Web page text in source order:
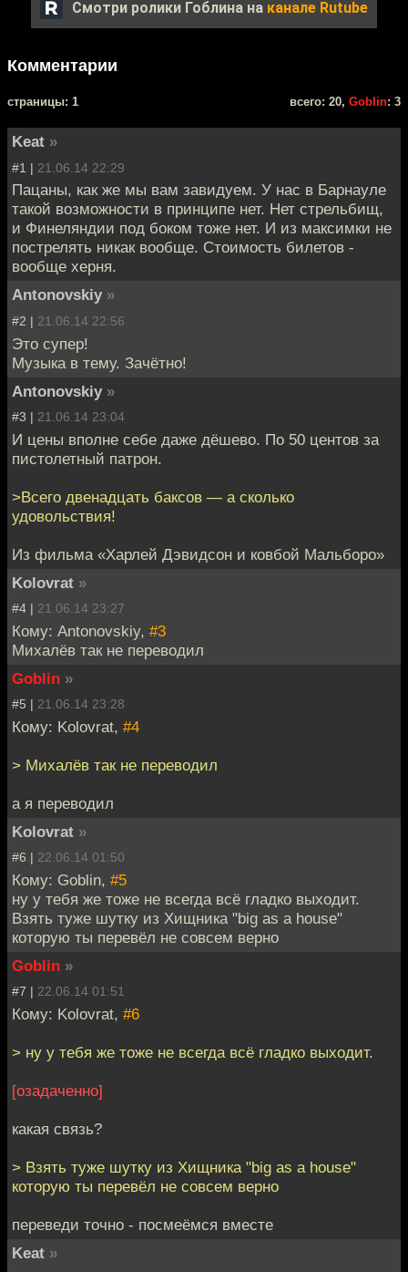
Смотри ролики Гоблина на канале Rutube
Комментарии
cтраницы: 1 всего: 20, Goblin: 3
Keat »
#1 | 21.06.14 22:29
Пацаны, как же мы вам завидуем. У нас в Барнауле
такой возможности в принципе нет. Нет стрельбищ,
и Финеляндии под боком тоже нет. И из максимки не
пострелять никак вообще. Стоимость билетов -
вообще херня.
Antonovskiy »
#2 | 21.06.14 22:56
Это супер!
Музыка в тему. Зачётно!
Antonovskiy »
#3 | 21.06.14 23:04
И цены вполне себе даже дёшево. По 50 центов за
пистолетный патрон.
>Всего двенадцать баксов — а сколько
удовольствия!
Из фильма «Харлей Дэвидсон и ковбой Мальборо»
Kolovrat »
#4 | 21.06.14 23:27
Кому: Antonovskiy, #3
Михалёв так не переводил
Goblin »
#5 | 21.06.14 23:28
Кому: Kolovrat, #4
> Михалёв так не переводил
а я переводил
Kolovrat »
#6 | 22.06.14 01:50
Кому: Goblin, #5
ну у тебя же тоже не всегда всё гладко выходит.
Взять туже шутку из Хищника "big as a house"
которую ты перевёл не совсем верно
Goblin »
#7 | 22.06.14 01:51
Кому: Kolovrat, #6
> ну у тебя же тоже не всегда всё гладко выходит.
[озадаченно]
какая связь?
> Взять туже шутку из Хищника "big as a house"
которую ты перевёл не совсем верно
переведи точно - посмеёмся вместе
Keat »